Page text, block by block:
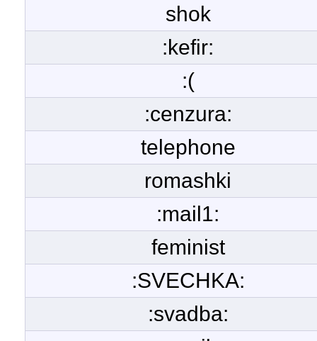
shok
:kefir:
:(
:cenzura:
telephone
romashki
:mail1:
feminist
:SVECHKA:
:svadba: